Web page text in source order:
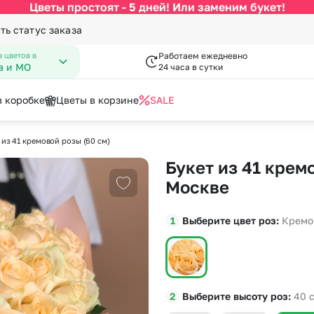
Цветы простоят - 5 дней! Или заменим букет!
статус заказа
цветов в
и МО
Работаем ежедневно
24 часа в сутки
роза
По виду цветка
Распродажа
Букеты от 4000 руб.
Букеты 2500 - 4000 руб.
Февраля
День Учителя
Новый Год
Пасха
Последний звонок
Повышение
Белые розы
Кремовые розы
Малиновые розы
Разноцветные розы
Конфеты к букетам
коробке Цветы в корзине SALE
из 41 кремовой розы (60 см)
Добавить в избранное
Букет из 41
Москве
Выберите цвет роз
Выберите высоту роз 40